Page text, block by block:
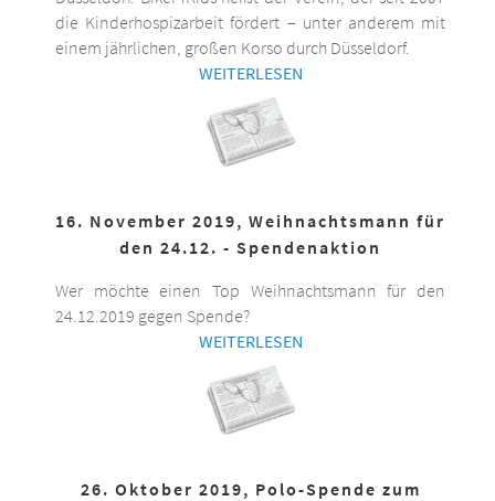
die Kinderhospizarbeit fördert – unter anderem mit
einem jährlichen, großen Korso durch Düsseldorf.
WEITERLESEN
16. November 2019, Weihnachtsmann für
den 24.12. - Spendenaktion
Wer möchte einen Top Weihnachtsmann für den
24.12.2019 gegen Spende?
WEITERLESEN
26. Oktober 2019, Polo-Spende zum